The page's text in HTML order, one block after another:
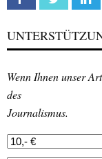
Wenn Ihnen unser
des
Journalismus.